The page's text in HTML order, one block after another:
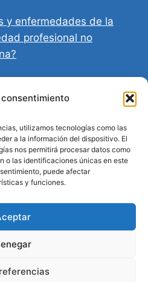
utilizamos tecnologías como las
a la información del dispositivo. El
nos permitirá procesar datos como
o las identificaciones únicas en este
puede afectar
y funciones.
y enfermedades de la
profesional no
en Córdoba:
legal
decálogo para un
de muerte en
reservados